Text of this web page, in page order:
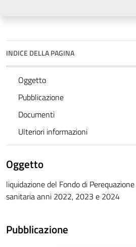
INDICE DELLA PAGINA
Oggetto
Pubblicazione
Documenti
Ulteriori informazioni
Oggetto
liquidazione del Fondo di
sanitaria anni 2022, 2023 e 2024
Pubblicazione